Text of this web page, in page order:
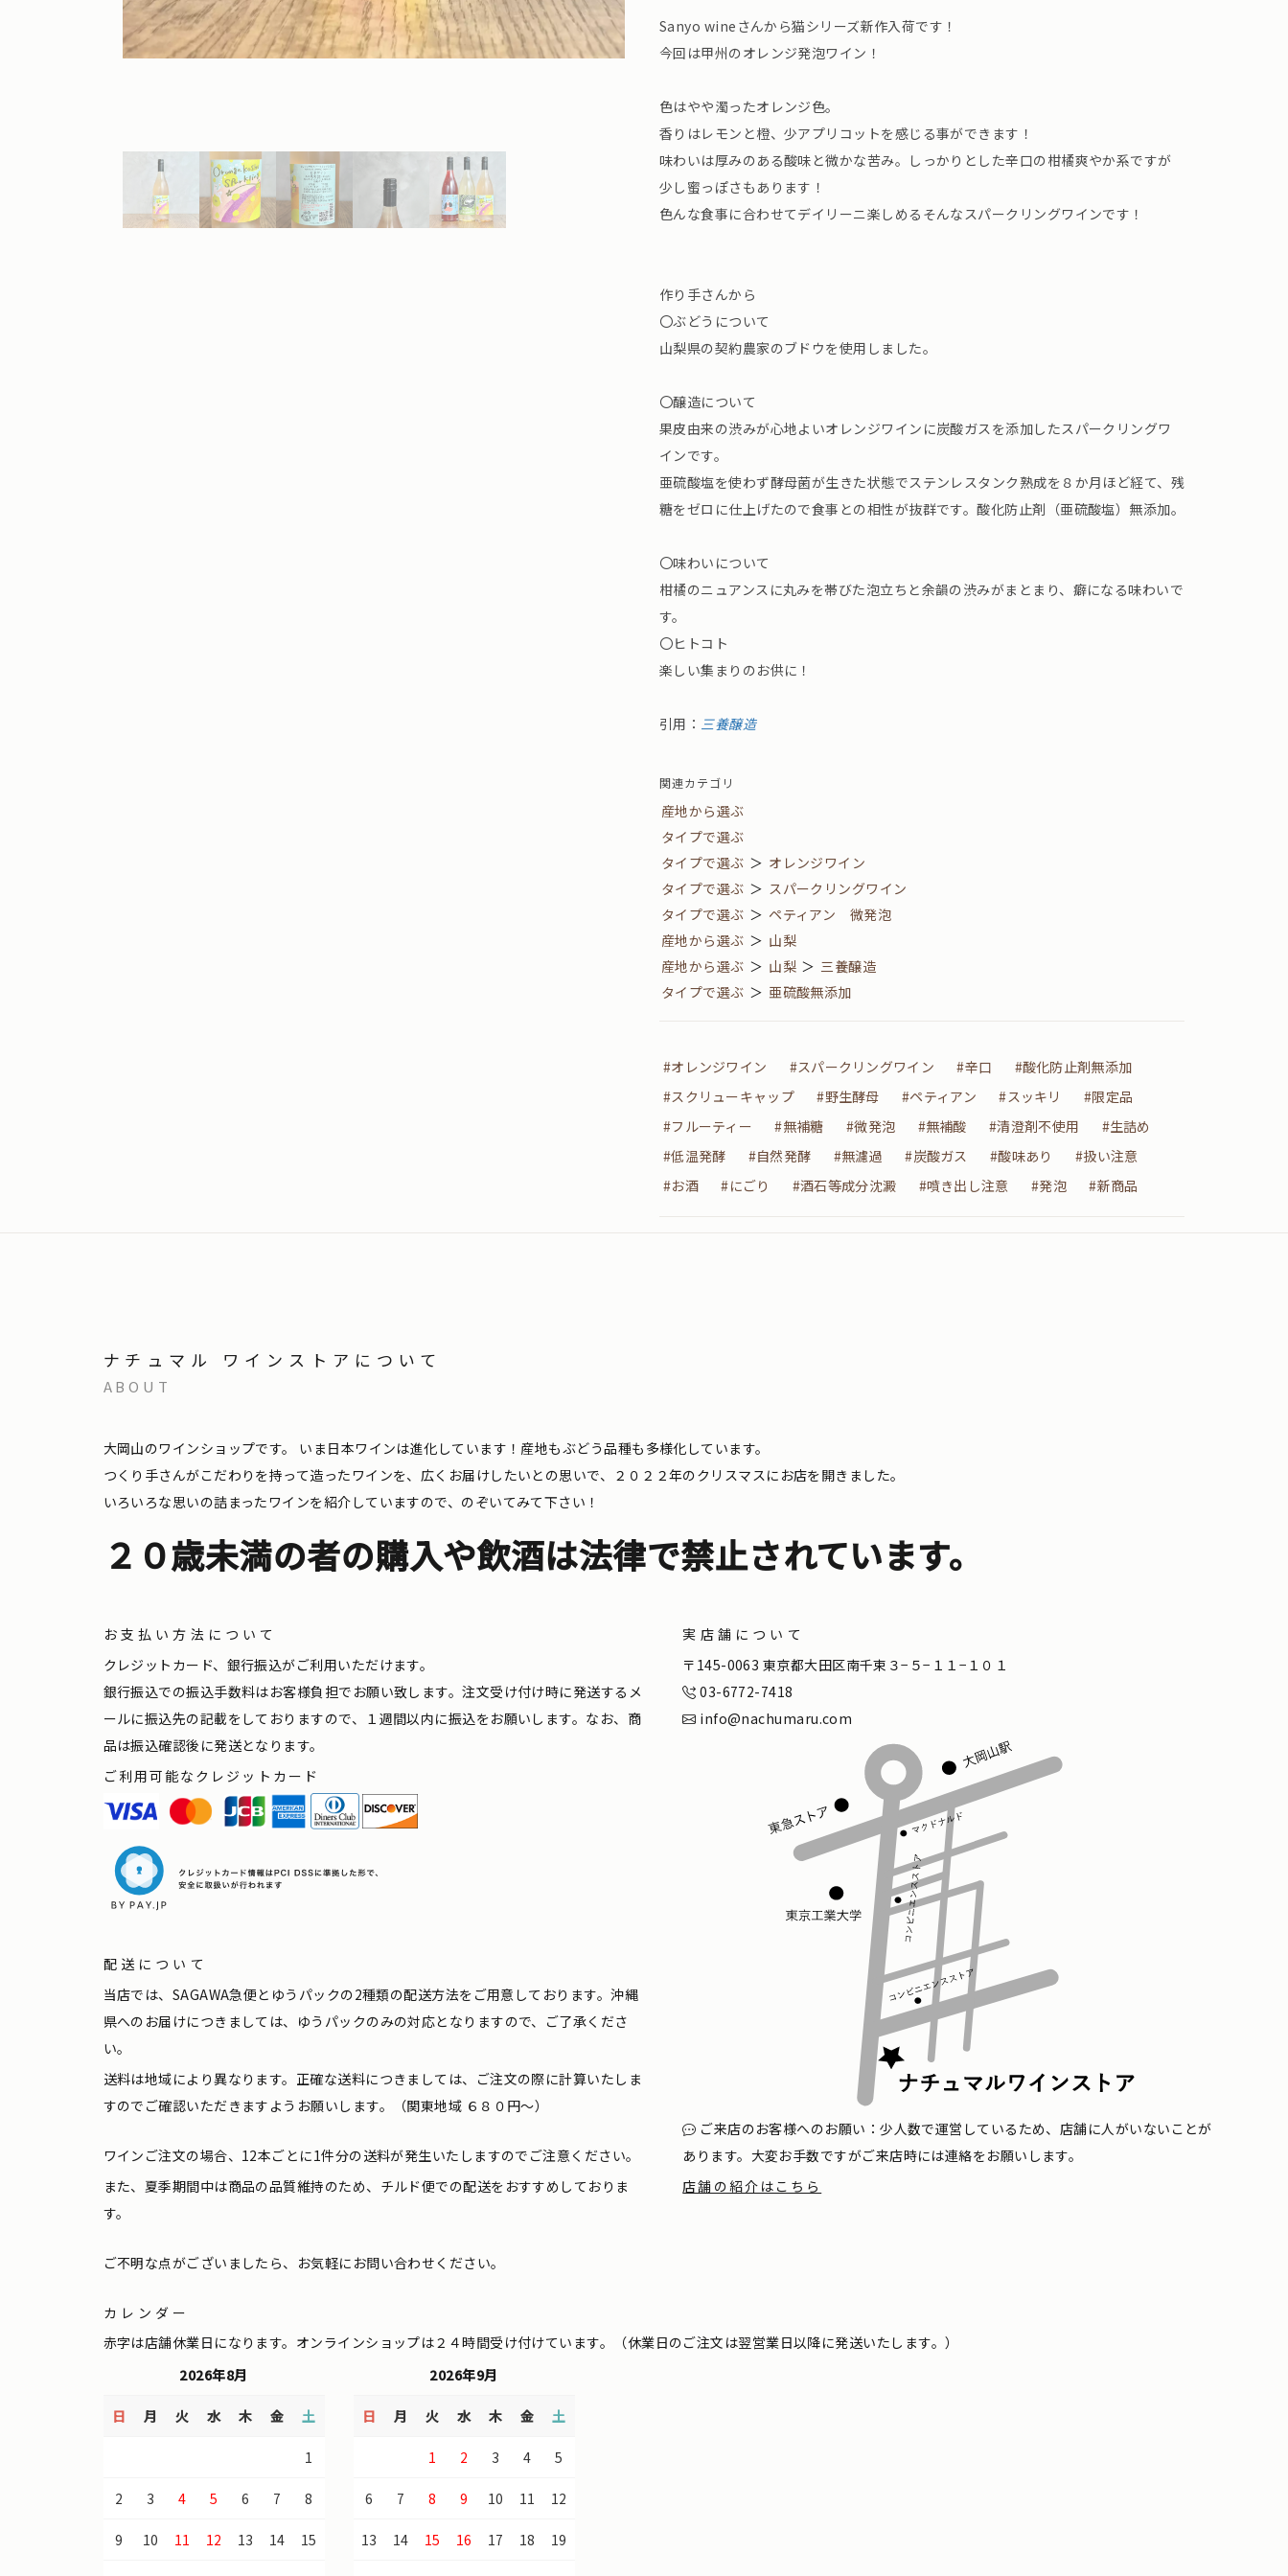
Sanyo wineさんから猫シリーズ新作入荷です！
今回は甲州のオレンジ発泡ワイン！
色はやや濁ったオレンジ色。
香りはレモンと橙、少アプリコットを感じる事ができます！
味わいは厚みのある酸味と微かな苦み。しっかりとした辛口の柑橘爽やか系ですが
少し蜜っぽさもあります！
色んな食事に合わせてデイリーニ楽しめるそんなスパークリングワインです！
作り手さんから
〇ぶどうについて
山梨県の契約農家のブドウを使用しました。
〇醸造について
果皮由来の渋みが心地よいオレンジワインに炭酸ガスを添加したスパークリングワ
インです。
亜硫酸塩を使わず酵母菌が生きた状態でステンレスタンク熟成を８か月ほど経て、残
糖をゼロに仕上げたので食事との相性が抜群です。酸化防止剤（亜硫酸塩）無添加。
〇味わいについて
柑橘のニュアンスに丸みを帯びた泡立ちと余韻の渋みがまとまり、癖になる味わいで
す。
〇ヒトコト
楽しい集まりのお供に！
引用： 三養醸造
関連カテゴリ
産地から選ぶ
タイプで選ぶ
タイプで選ぶ ＞ オレンジワイン
タイプで選ぶ ＞ スパークリングワイン
タイプで選ぶ ＞ ペティアン 微発泡
産地から選ぶ ＞ 山梨
産地から選ぶ ＞ 山梨 ＞ 三養醸造
タイプで選ぶ ＞ 亜硫酸無添加
#オレンジワイン #スパークリングワイン #辛口
#酸化防止剤無添加
#スクリューキャップ
#野生酵母 #ペティアン #スッキリ
#限定品
#フルーティー
#無補糖 #微発泡 #無補酸 #清澄剤不使用
#生詰め
#低温発酵
#自然発酵 #無濾過 #炭酸ガス #酸味あり
#扱い注意
#お酒
#にごり #酒石等成分沈澱 #噴き出し注意 #発泡 #新商品
ナチュマル ワインストアについて
ABOUT
大岡山のワインショップです。
いま日本ワインは進化しています！産地もぶどう品種も多様化しています。
つくり手さんがこだわりを持って造ったワインを、広くお届けしたいとの思いで、２０２２年のクリスマスにお店を開きました。
いろいろな思いの詰まったワインを紹介していますので、のぞいてみて下さい！
２０歳未満の者の購入や飲酒は法律で禁止されています。
お支払い方法について
クレジットカード、銀行振込がご利用いただけます。
銀行振込での振込手数料はお客様負担でお願い致します。注文受け付け時に発送するメ
ールに振込先の記載をしておりますので、１週間以内に振込をお願いします。なお、商
品は振込確認後に発送となります。
ご利用可能なクレジットカード
配送について
当店では、SAGAWA急便とゆうパックの2種類の配送方法をご用意しております。沖縄
県へのお届けにつきましては、ゆうパックのみの対応となりますので、ご了承くださ
い。
送料は地域により異なります。正確な送料につきましては、ご注文の際に計算いたしま
すのでご確認いただきますようお願いします。（関東地域 ６８０円〜）
ワインご注文の場合、12本ごとに1件分の送料が発生いたしますのでご注意ください。
また、夏季期間中は商品の品質維持のため、チルド便での配送をおすすめしておりま
す。
ご不明な点がございましたら、お気軽にお問い合わせください。
実店舗について
〒145-0063 東京都大田区南千束３−５−１１−１０１
03-6772-7418
info@nachumaru.com
ご来店のお客様へのお願い：少人数で運営しているため、店舗に人がいないことが
あります。大変お手数ですがご来店時には連絡をお願いします。
店舗の紹介はこちら
カレンダー
赤字は店舗休業日になります。オンラインショップは２４時間受け付けています。（休業日のご注文は翌営業日以降に発送いたします。）
2026年8月
日 月 火 水 木 金 土
1
2 3 4 5 6 7 8
9 10 11 12 13 14 15
2026年9月
日 月 火 水 木 金 土
1 2 3 4 5
6 7 8 9 10 11 12
13 14 15 16 17 18 19